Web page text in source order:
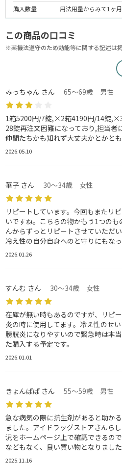
購入数量
用法用量からみて1ヶ
この商品の口コミ
※薬機法遵守のため効能等に関する記述は
みっちゃん さん 65～69歳 男性
1箱5200円/7錠,×2箱4190円/14錠
28錠再注文困難になっており,担当者
仲間たちかも知れず大丈夫かとかとも
2026.05.10
華子 さん 30～34歳 女性
リピートしています。今回もまたリ
いですね。こちらの物かもう1つの
んからずっとリピートさせていただ
冷え性の自分自身へのと守りにもなっ
2026.01.26
すんむ さん 30～34歳 女性
在庫が無い時もあるのですが、リピ
炎の時に使用してます。冷え性のせ
膀胱炎になりやすいので緊急時は本
た購入する予定です。
2026.01.01
きょんぱぱ さん 55～59歳 男性
急な病気の際に抗生剤があると助か
ました。アイドラッグストアさんら
況をホームページ上で確認できるの
などもなく、良い買い物となりました
2025.11.16